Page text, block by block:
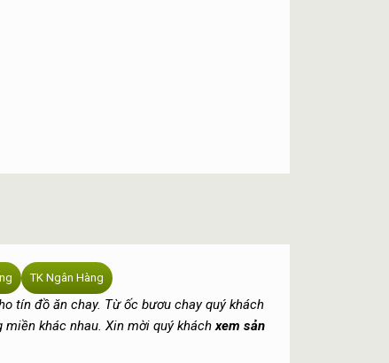
TK Ngân Hàng
tín đồ ăn chay. Từ ốc bươu chay quý khách
miền khác nhau. Xin mời quý kháchxem sản